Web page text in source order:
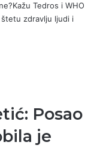
Tedros i WHO
zdravlju ljudi i
Posao
je